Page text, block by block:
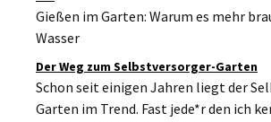
Gießen im Garten: Warum es mehr
Wasser
Der Weg zum Selbstversorger-Garten
Schon seit einigen Jahren liegt der
Garten im Trend. Fast jede*r den ich